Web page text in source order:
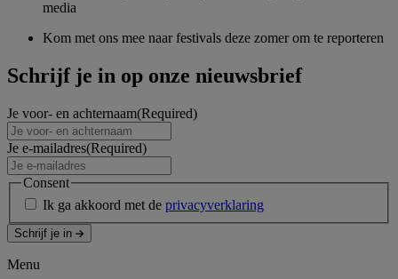
media
Kom met ons mee naar festivals deze zomer om te reporteren
Schrijf je in op onze nieuwsbrief
Je voor- en achternaam(Required)
Je e-mailadres(Required)
Consent
Ik ga akkoord met de privacyverklaring
Schrijf je in
Menu